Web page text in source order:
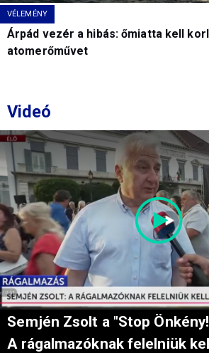
VÉLEMÉNY
Árpád vezér a hibás: őmiatta kell
atomerőművet
Videó
Semjén Zsolt a "Stop
A rágalmazóknak felelniük